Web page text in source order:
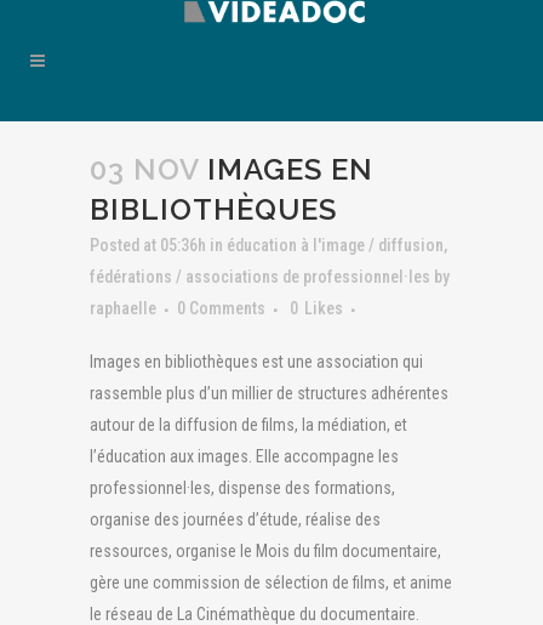
03 NOV IMAGES EN
BIBLIOTHÈQUES
Posted at 05:36h in éducation à l'image / diffusion,
fédérations / associations de professionnel·les by
raphaelle
0 Comments 0 Likes
Images en bibliothèques est une association qui
rassemble plus d’un millier de structures adhérentes
autour de la diffusion de films, la médiation, et
l’éducation aux images. Elle accompagne les
professionnel·les, dispense des formations,
organise des journées d’étude, réalise des
ressources, organise le Mois du film documentaire,
gère une commission de sélection de films, et anime
le réseau de La Cinémathèque du documentaire.